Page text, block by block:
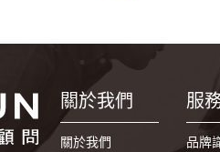
關於我們
關於我們
服
品牌